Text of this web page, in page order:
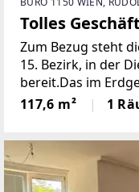
Tolles
Zum Bezug steht
15. Bezirk, in der
bereit.Das im
Geschäftslokal mit
gliedert sich in
117,6 m² 1